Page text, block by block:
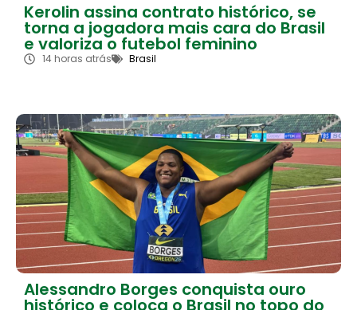
Kerolin assina contrato histórico, se
torna a jogadora mais cara do Brasil
e valoriza o futebol feminino
14 horas atrás Brasil
Alessandro Borges conquista ouro
histórico e coloca o Brasil no topo do